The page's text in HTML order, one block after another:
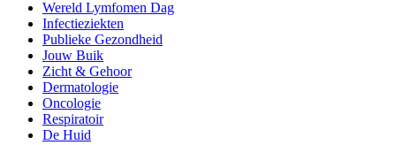
Wereld Lymfomen Dag
Infectieziekten
Publieke Gezondheid
Jouw Buik
Zicht & Gehoor
Dermatologie
Oncologie
Respiratoir
De Huid